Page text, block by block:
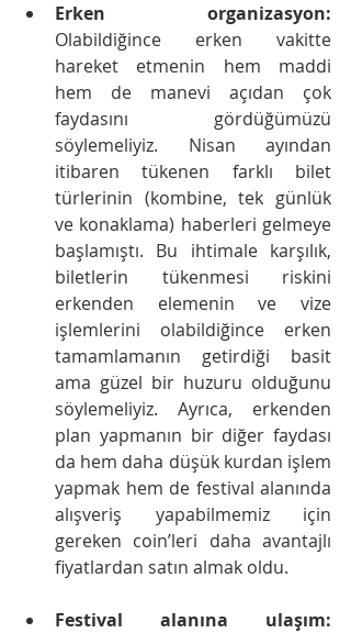
Erken organizasyon:
Olabildiğince erken vakitte
hareket etmenin hem maddi
hem de manevi açıdan çok
faydasını gördüğümüzü
söylemeliyiz. Nisan ayından
itibaren tükenen farklı bilet
türlerinin (kombine, tek günlük
ve konaklama) haberleri gelmeye
başlamıştı. Bu ihtimale karşılık,
biletlerin tükenmesi riskini
erkenden elemenin ve vize
işlemlerini olabildiğince erken
tamamlamanın getirdiği basit
ama güzel bir huzuru olduğunu
söylemeliyiz. Ayrıca, erkenden
plan yapmanın bir diğer faydası
da hem daha düşük kurdan işlem
yapmak hem de festival alanında
alışveriş yapabilmemiz için
gereken coin’leri daha avantajlı
fiyatlardan satın almak oldu.